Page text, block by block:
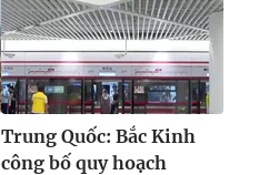
Trung Quốc: Bắc Kinh
công bố quy hoạch